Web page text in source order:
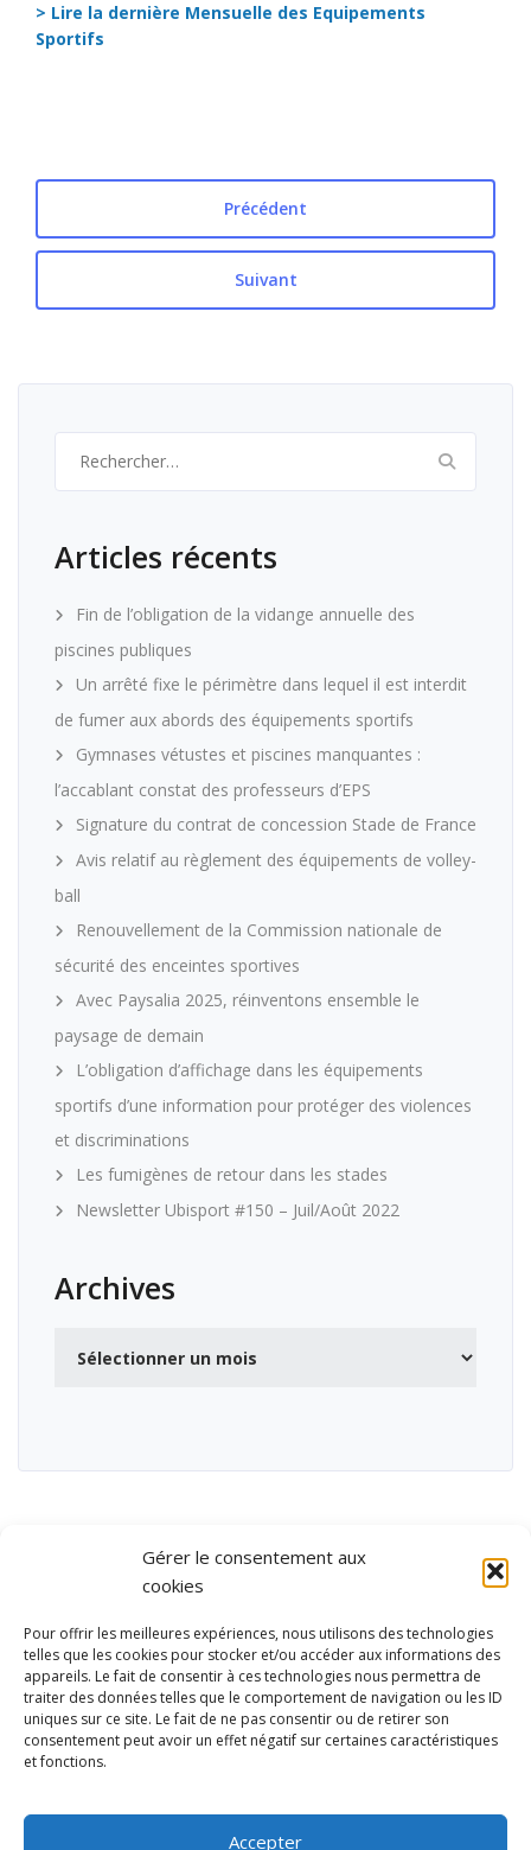
Gérer le consentement aux
cookies
Pour offrir les meilleures expériences, nous utilisons des technologies
telles que les cookies pour stocker et/ou accéder aux informations des
appareils. Le fait de consentir à ces technologies nous permettra de
traiter des données telles que le comportement de navigation ou les ID
uniques sur ce site. Le fait de ne pas consentir ou de retirer son
consentement peut avoir un effet négatif sur certaines caractéristiques
et fonctions.
Accepter
> Lire la dernière Mensuelle des Equipements
Sportifs
Précédent
Suivant
Articles récents
Fin de l’obligation de la vidange annuelle des
piscines publiques
Un arrêté fixe le périmètre dans lequel il est interdit
de fumer aux abords des équipements sportifs
Gymnases vétustes et piscines manquantes :
l’accablant constat des professeurs d’EPS
Signature du contrat de concession Stade de France
Avis relatif au règlement des équipements de volley-
ball
Renouvellement de la Commission nationale de
sécurité des enceintes sportives
Avec Paysalia 2025, réinventons ensemble le
paysage de demain
L’obligation d’affichage dans les équipements
sportifs d’une information pour protéger des violences
et discriminations
Les fumigènes de retour dans les stades
Newsletter Ubisport #150 – Juil/Août 2022
Archives
et de loisirs